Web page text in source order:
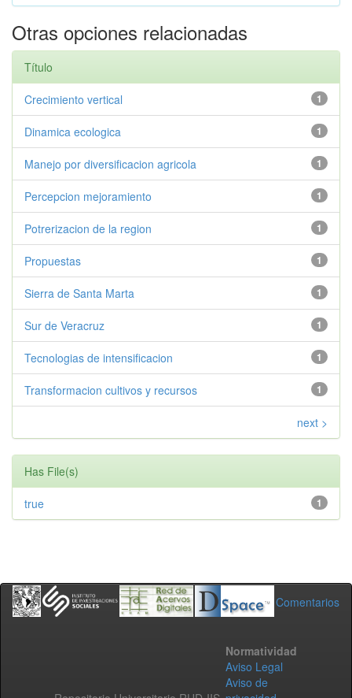
Otras opciones relacionadas
Título
1
Crecimiento vertical
1
Dinamica ecologica
1
Manejo por diversificacion agricola
1
Percepcion mejoramiento
1
Potrerizacion de la region
1
Propuestas
1
Sierra de Santa Marta
1
Sur de Veracruz
1
Tecnologias de intensificacion
1
Transformacion cultivos y recursos
next >
Has File(s)
1
true
Comentarios
Normatividad
Aviso Legal
Aviso de